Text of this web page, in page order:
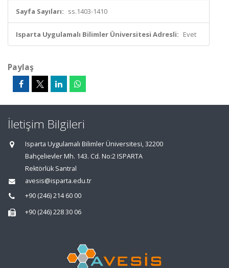
Sayfa Sayıları: ss.1403-1410
Isparta Uygulamalı Bilimler Üniversitesi Adresli: Evet
Paylaş
İletişim Bilgileri
Isparta Uygulamalı Bilimler Üniversitesi, 32200
Bahçelievler Mh. 143. Cd. No:2 ISPARTA
Rektörlük Santral
avesis@isparta.edu.tr
+90 (246) 214 60 00
+90 (246) 228 30 06